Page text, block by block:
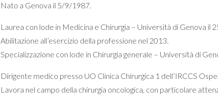
Nato a Genova il 5/9/1987.
Laurea con lode in Medicina e Chirurgia – Università di Genova il
Abilitazione all’esercizio della professione nel 2013.
Specializzazione con lode in Chirurgia generale – Università di
Dirigente medico presso UO Clinica Chirurgica 1 dell’IRCCS
Lavora nel campo della chirurgia oncologica, con particolare